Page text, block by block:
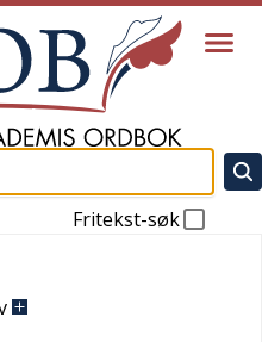
Fritekst-søk